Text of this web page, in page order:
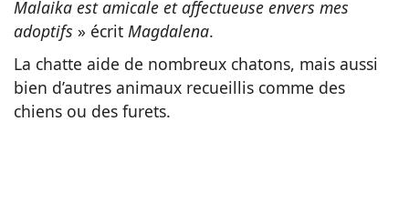
Malaika est amicale et affectueuse envers mes
adoptifs » écrit Magdalena.
La chatte aide de nombreux chatons, mais aussi
bien d’autres animaux recueillis comme des
chiens ou des furets.